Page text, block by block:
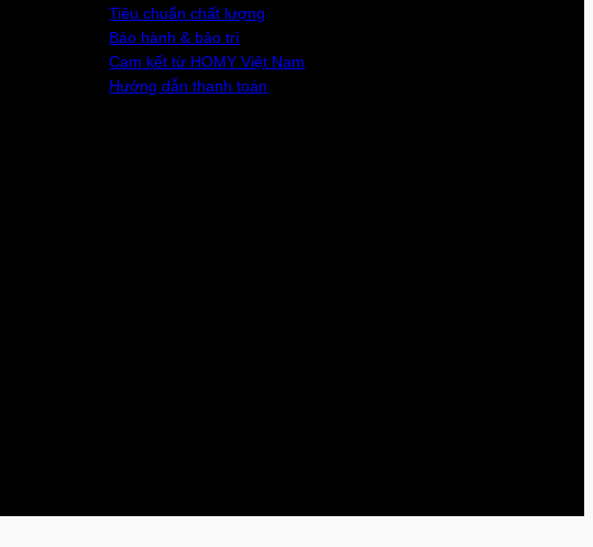
Tiêu chuẩn chất lượng
Bảo hành & bảo trì
Cam kết từ HOMY Việt Nam
Hướng dẫn thanh toán